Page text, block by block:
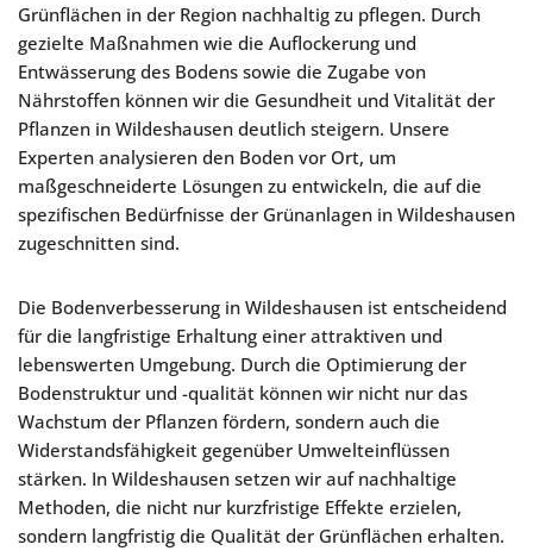
Grünflächen in der Region nachhaltig zu pflegen. Durch
gezielte Maßnahmen wie die Auflockerung und
Entwässerung des Bodens sowie die Zugabe von
Nährstoffen können wir die Gesundheit und Vitalität der
Pflanzen in Wildeshausen deutlich steigern. Unsere
Experten analysieren den Boden vor Ort, um
maßgeschneiderte Lösungen zu entwickeln, die auf die
spezifischen Bedürfnisse der Grünanlagen in Wildeshausen
zugeschnitten sind.
Die Bodenverbesserung in Wildeshausen ist entscheidend
für die langfristige Erhaltung einer attraktiven und
lebenswerten Umgebung. Durch die Optimierung der
Bodenstruktur und -qualität können wir nicht nur das
Wachstum der Pflanzen fördern, sondern auch die
Widerstandsfähigkeit gegenüber Umwelteinflüssen
stärken. In Wildeshausen setzen wir auf nachhaltige
Methoden, die nicht nur kurzfristige Effekte erzielen,
sondern langfristig die Qualität der Grünflächen erhalten.